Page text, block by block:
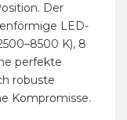
Der
LED-
K), 8
perfekte
robuste
Kompromisse.